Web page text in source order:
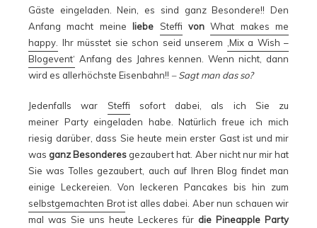
Gäste eingeladen. Nein, es sind ganz Besondere!! Den
Anfang macht meine liebe Steffi vonWhat makes me
happy. Ihr müsstet sie schon seid unserem
‚Mix a Wish –
Blogevent‘ Anfang des Jahres kennen. Wenn nicht, dann
wird es allerhöchste Eisenbahn!! – Sagt man das so?
Jedenfalls war Steffi sofort dabei, als ich Sie zu
meiner Party eingeladen habe. Natürlich freue ich mich
riesig darüber, dass Sie heute mein erster Gast ist und mir
was ganz Besonderes gezaubert hat. Aber nicht nur mir hat
Sie was Tolles gezaubert, auch auf Ihren Blog findet man
einige Leckereien. Von leckeren Pancakes bis hin zum
selbstgemachten Brotist alles dabei. Aber nun schauen wir
mal was Sie uns heute Leckeres für die Pineapple Party